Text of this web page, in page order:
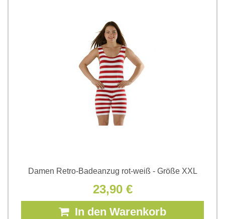
Damen Retro-Badeanzug rot-weiß - Größe XXL
23,90 €
In den Warenkorb